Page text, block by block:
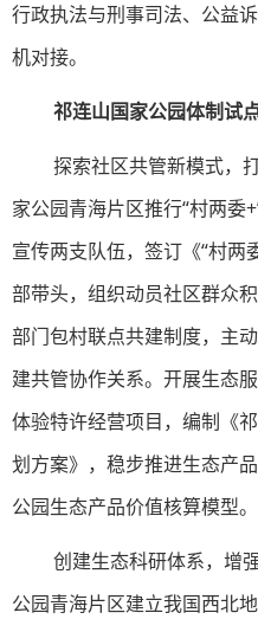
行政执法与刑事司法、公益
机对接。
祁连山国家公园体制试
探索社区共管新模式，
家公园青海片区推行“村两委
宣传两支队伍，签订《“村两
部带头，组织动员社区群众
部门包村联点共建制度，主
建共管协作关系。开展生态
体验特许经营项目，编制《
划方案》，稳步推进生态产
公园生态产品价值核算模型。
创建生态科研体系，增
公园青海片区建立我国西北